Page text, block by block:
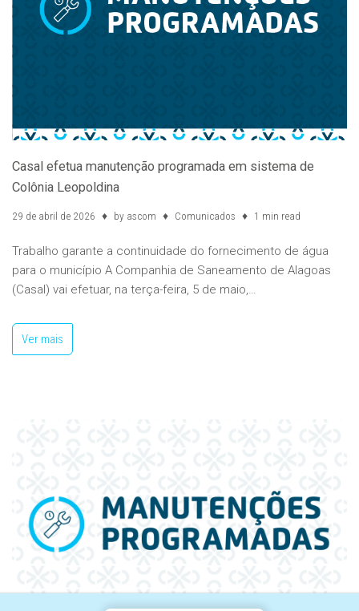
Casal efetua manutenção programada em sistema de
Colônia Leopoldina
29 de abril de 2026 by ascom Comunicados 1 min read
Trabalho garante a continuidade do fornecimento de água
para o município A Companhia de Saneamento de Alagoas
(Casal) vai efetuar, na terça-feira, 5 de maio,…
Ver mais